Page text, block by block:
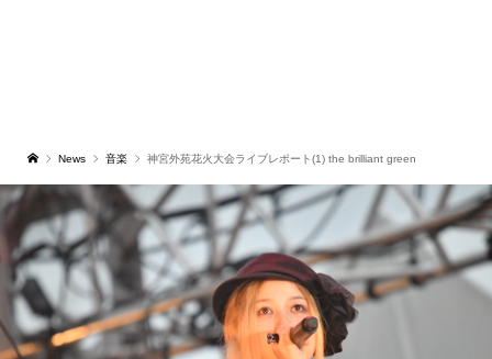
News 音楽 神宮外苑花火大会ライブレポート(1) the brilliant green